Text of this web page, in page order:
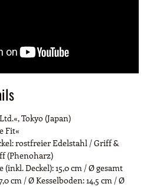
Tokyo (Japan)
Fit«
rostfreier Edelstahl / Griff &
(Phenoharz)
(inkl. Deckel): 15,0 cm / Ø gesamt
cm / Ø Kesselboden: 14,5 cm / Ø